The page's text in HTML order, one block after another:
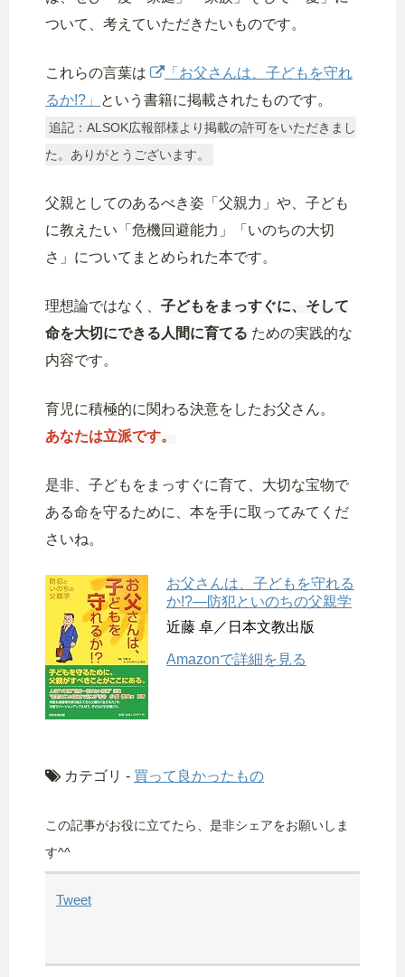
ついて、考えていただきたいものです。
これらの言葉は
「お父さんは、子どもを守れ
るか!?」
という書籍に掲載されたものです。
追記：ALSOK広報部様より掲載の許可をいただきまし
た。ありがとうございます。
父親としてのあるべき姿「父親力」や、子ども
に教えたい「危機回避能力」「いのちの大切
さ」についてまとめられた本です。
理想論ではなく、 子どもをまっすぐに、そして
命を大切にできる人間に育てる ための実践的な
内容です。
育児に積極的に関わる決意をしたお父さん。
あなたは立派です。
是非、子どもをまっすぐに育て、大切な宝物で
ある命を守るために、本を手に取ってみてくだ
さいね。
お父さんは、子どもを守れる
か!?―防犯といのちの父親学
近藤 卓／日本文教出版
Amazonで詳細を見る
カテゴリ - 買って良かったもの
この記事がお役に立てたら、是非シェアをお願いしま
す^^
Tweet